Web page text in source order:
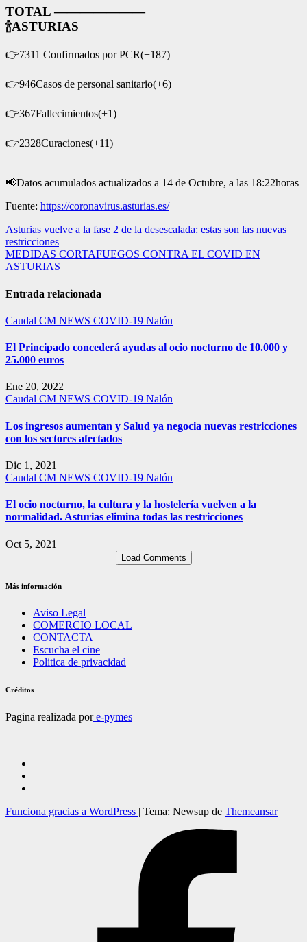
TOTAL ———————
🍾ASTURIAS
👉7311 Confirmados por PCR(+187)
👉946Casos de personal sanitario(+6)
👉367Fallecimientos(+1)
👉2328Curaciones(+11)
📢Datos acumulados actualizados a 14 de Octubre, a las 18:22horas
Fuente: https://coronavirus.asturias.es/
Navegación
de
entradas
Asturias vuelve a la fase 2 de la desescalada: estas son las nuevas
restricciones
MEDIDAS CORTAFUEGOS CONTRA EL COVID EN
ASTURIAS
Entrada relacionada
Caudal CM NEWS COVID-19 Nalón
El Principado concederá ayudas al ocio nocturno de 10.000 y
25.000 euros
Ene 20, 2022
Caudal CM NEWS COVID-19 Nalón
Los ingresos aumentan y Salud ya negocia nuevas restricciones
con los sectores afectados
Dic 1, 2021
Caudal CM NEWS COVID-19 Nalón
El ocio nocturno, la cultura y la hostelería vuelven a la
normalidad. Asturias elimina todas las restricciones
Oct 5, 2021
Load Comments
Más información
Aviso Legal
COMERCIO LOCAL
CONTACTA
Escucha el cine
Politica de privacidad
Créditos
Pagina realizada pore-pymes
Funciona gracias a WordPress | Tema: Newsup de Themeansar